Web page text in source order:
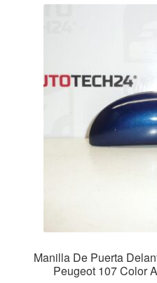
Manilla De Puerta
Peugeot 107 Color